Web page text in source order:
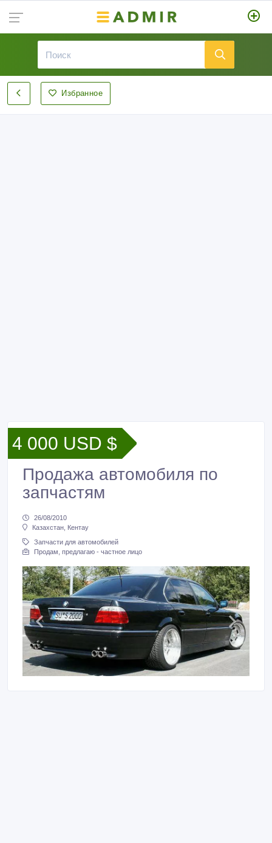
Избранное
4 000 USD $
Продажа автомобиля по
запчастям
26/08/2010
Казахстан, Кентау
Запчасти для автомобилей
Продам, предлагаю - частное лицо